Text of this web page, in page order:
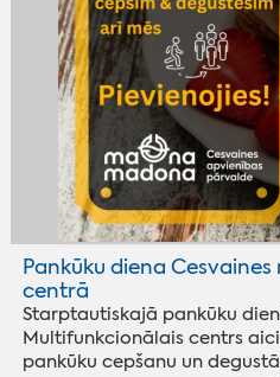
Pankūku diena
centrā
Starptautiskajā pankūku
Multifunkcionālais centrs
pankūku cepšanu un